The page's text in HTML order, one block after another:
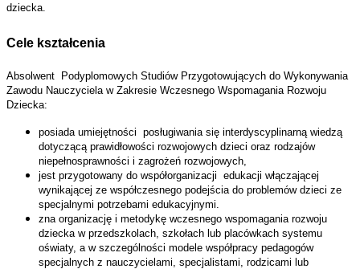
dziecka.
Cele kształcenia
Absolwent Podyplomowych Studiów Przygotowujących do Wykonywania
Zawodu Nauczyciela w Zakresie Wczesnego Wspomagania Rozwoju
Dziecka:
posiada umiejętności posługiwania się interdyscyplinarną wiedzą
dotyczącą prawidłowości rozwojowych dzieci oraz rodzajów
niepełnosprawności i zagrożeń rozwojowych,
jest przygotowany do współorganizacji edukacji włączającej
wynikającej ze współczesnego podejścia do problemów dzieci ze
specjalnymi potrzebami edukacyjnymi.
zna organizację i metodykę wczesnego wspomagania rozwoju
dziecka w przedszkolach, szkołach lub placówkach systemu
oświaty, a w szczególności modele współpracy pedagogów
specjalnych z nauczycielami, specjalistami, rodzicami lub